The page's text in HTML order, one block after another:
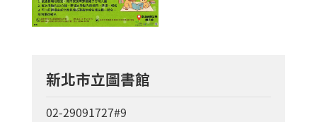
新北市立圖書館
02-29091727#9